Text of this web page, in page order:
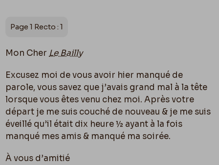
Page 1 Recto : 1
Mon Cher Le Bailly
Excusez moi de vous avoir hier manqué de
parole, vous savez que j’avais grand mal à la tête
lorsque vous êtes venu chez moi. Après votre
départ je me suis couché de nouveau & je me suis
éveillé qu’il était dix heure ½ ayant à la fois
manqué mes amis & manqué ma soirée.
À vous d’amitié